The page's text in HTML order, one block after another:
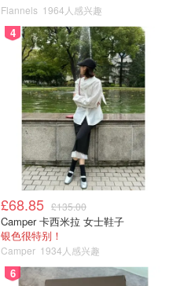
Flannels 1964人感兴趣
4
£68.85 £135.00
Camper 卡西米拉 女士鞋子
银色很特别！
Camper 1934人感兴趣
6